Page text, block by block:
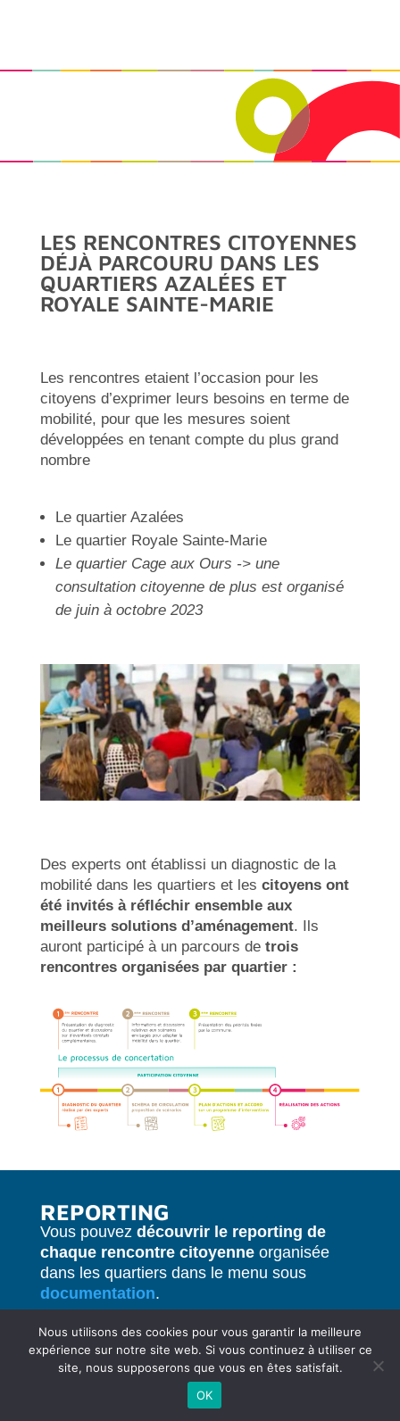
LES RENCONTRES CITOYENNES
DÉJÀ PARCOURU DANS LES
QUARTIERS AZALÉES ET
ROYALE SAINTE-MARIE
Les rencontres etaient l’occasion pour les
citoyens d’exprimer leurs besoins en terme de
mobilité, pour que les mesures soient
développées en tenant compte du plus grand
nombre
Le quartier Azalées
Le quartier Royale Sainte-Marie
Le quartier Cage aux Ours -> une
consultation citoyenne de plus est organisé
de juin à octobre 2023
Des experts ont établissi un diagnostic de la
mobilité dans les quartiers et les citoyens ont
été invités à réfléchir ensemble aux
meilleurs solutions d’aménagement. Ils
auront participé à un parcours de trois
rencontres organisées par quartier :
REPORTING
Vous pouvez découvrir le reporting de
chaque rencontre citoyenneorganisée
dans les quartiers dans le menu sous
documentation.
Nous utilisons des cookies pour vous garantir la meilleure
expérience sur notre site web. Si vous continuez à utiliser ce
site, nous supposerons que vous en êtes satisfait.
OK